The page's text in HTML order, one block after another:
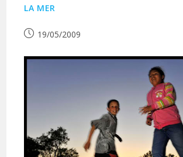
LA MER
Publication
19/05/2009